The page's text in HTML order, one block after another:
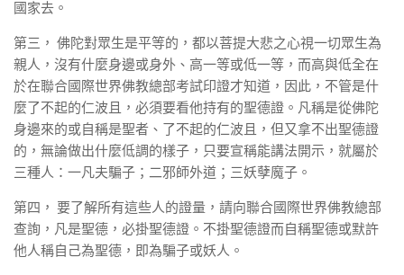
國家去。
第三， 佛陀對眾生是平等的，都以菩提大悲之心視一切眾生為
親人，沒有什麼身邊或身外、高一等或低一等，而高與低全在
於在聯合國際世界佛教總部考試印證才知道，因此，不管是什
麼了不起的仁波且，必須要看他持有的聖德證。凡稱是從佛陀
身邊來的或自稱是聖者、了不起的仁波且，但又拿不出聖德證
的，無論做出什麼低調的樣子，只要宣稱能講法開示，就屬於
三種人：一凡夫騙子；二邪師外道；三妖孽魔子。
第四， 要了解所有這些人的證量，請向聯合國際世界佛教總部
查詢，凡是聖德，必掛聖德證。不掛聖德證而自稱聖德或默許
他人稱自己為聖德，即為騙子或妖人。